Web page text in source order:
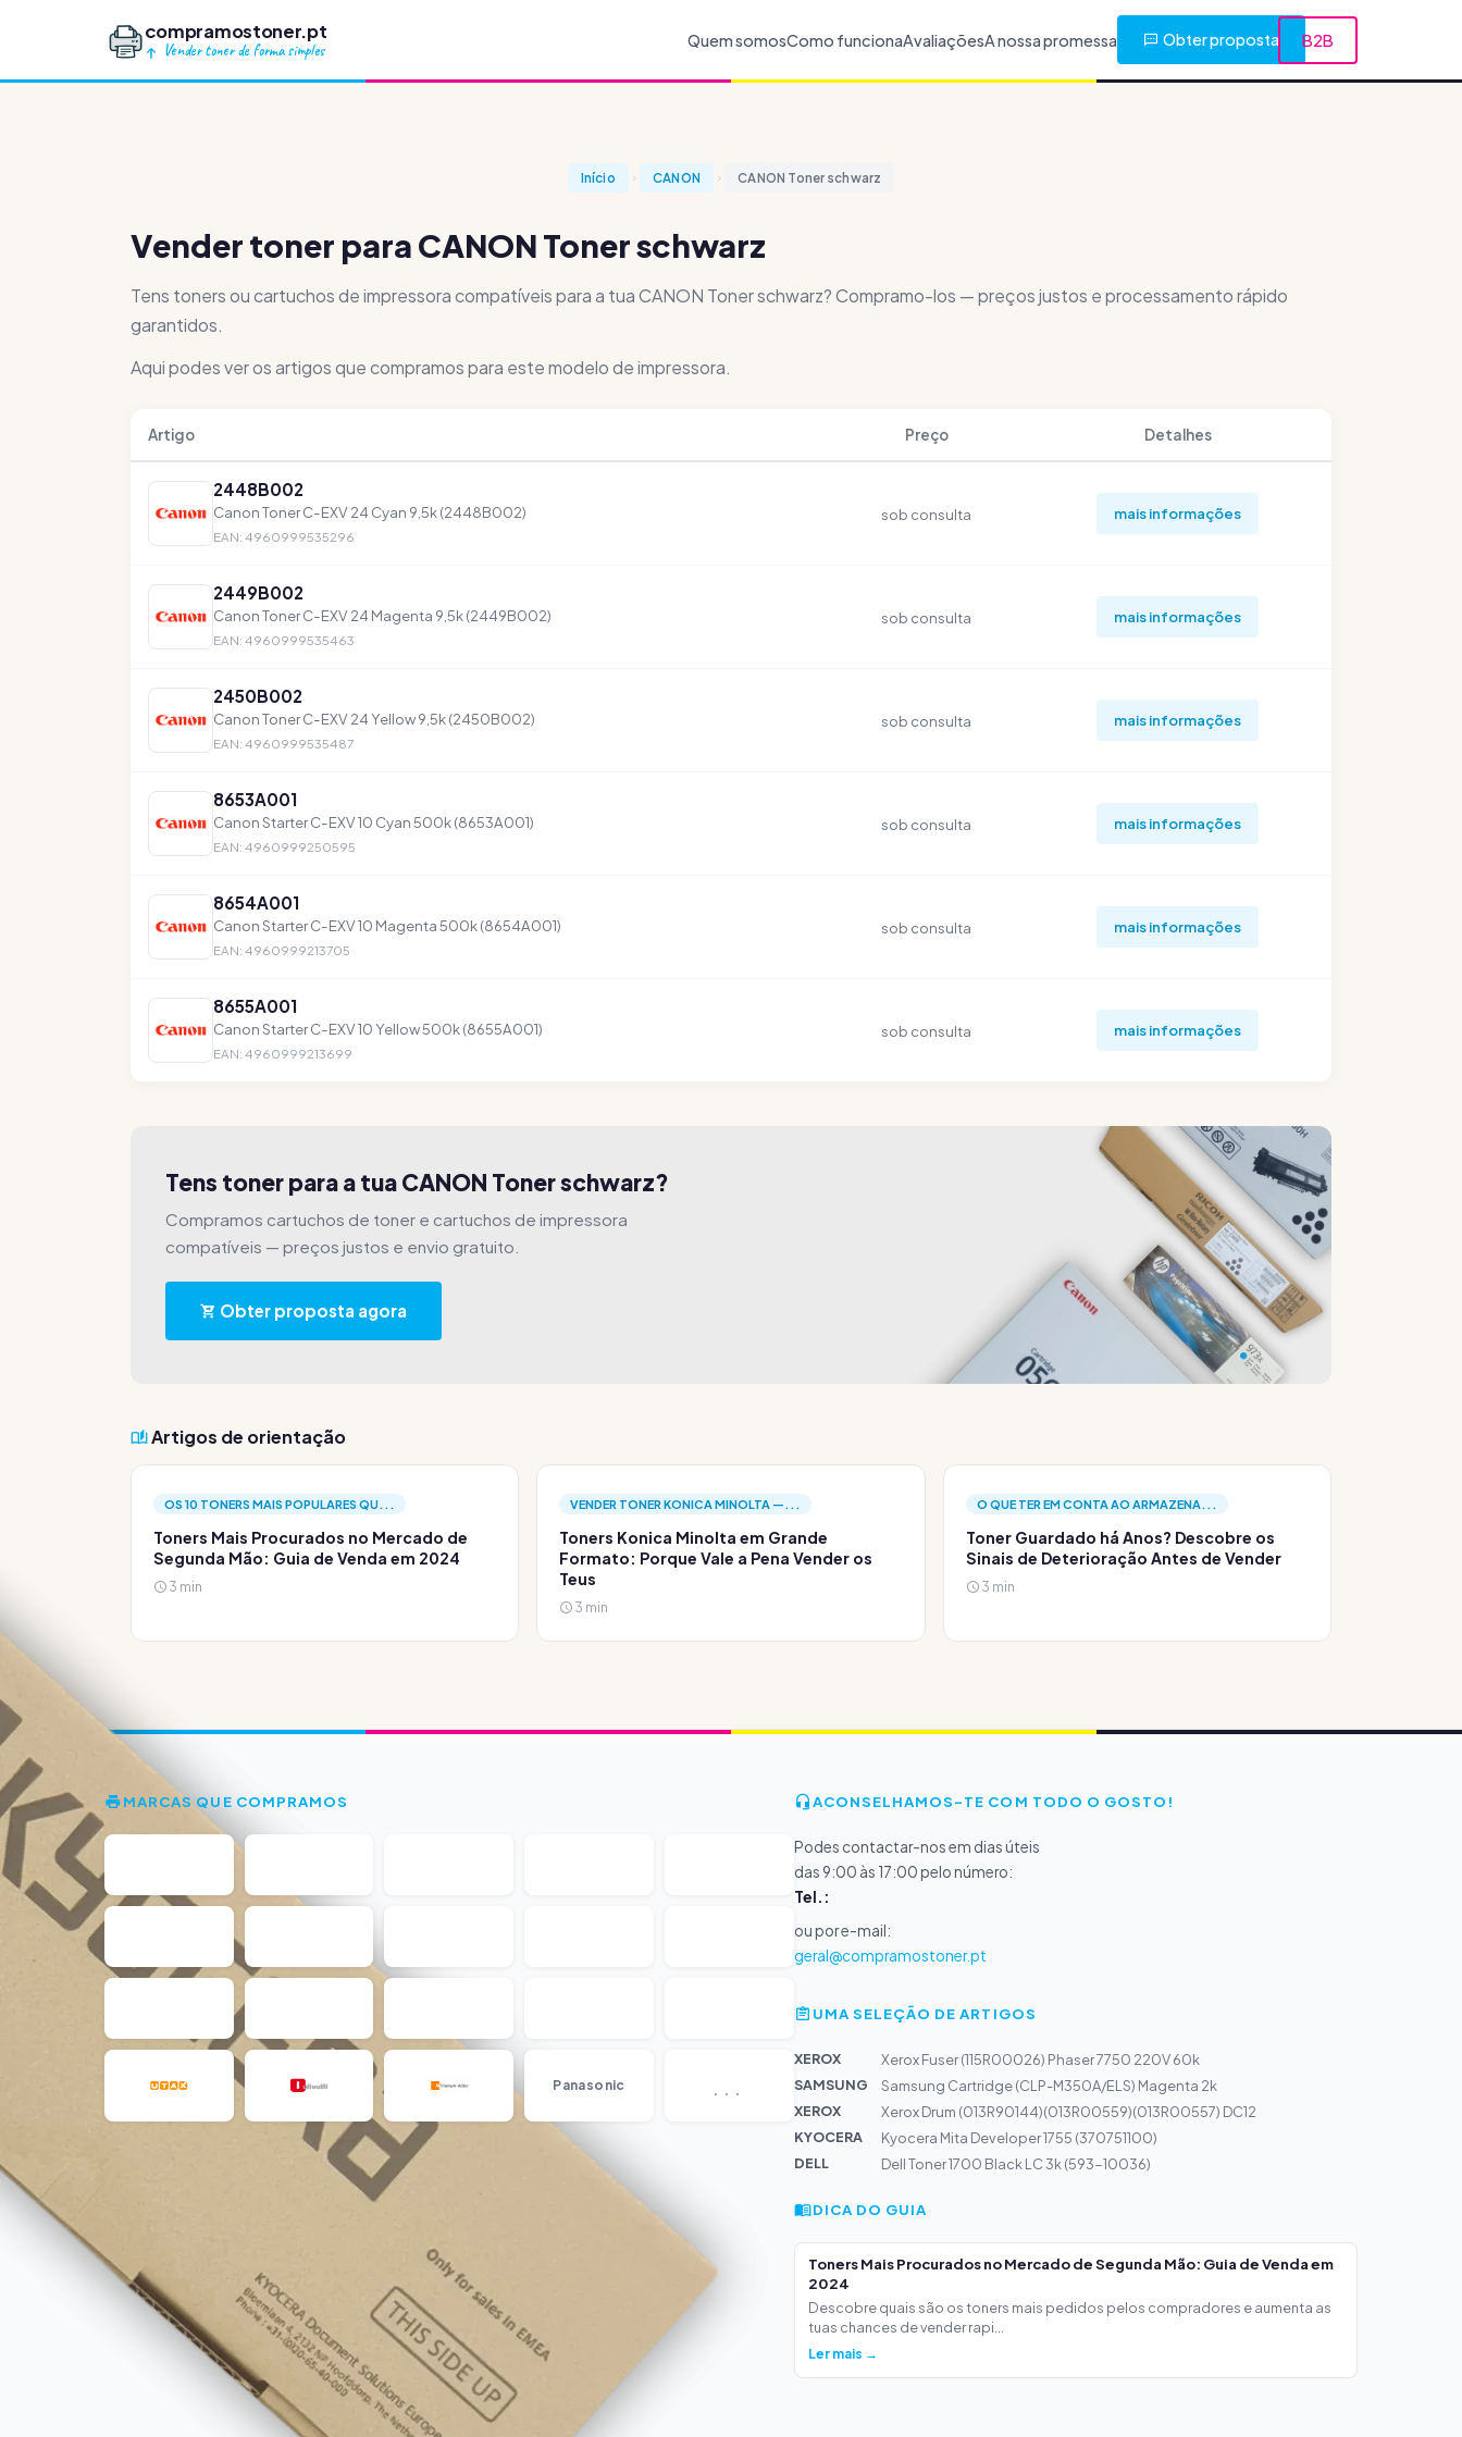
compramostoner.pt
Vender toner de forma simples
Quem somosComo funcionaAvaliaçõesA nossa promessa Obter proposta B2B
Início CANON CANON Toner schwarz
Vender toner para CANON Toner schwarz
Tens toners ou cartuchos de impressora compatíveis para a tua CANON Toner schwarz? Compramo-los — preços justos e processamento rápido
garantidos.
Aqui podes ver os artigos que compramos para este modelo de impressora.
Artigo Preço Detalhes
2448B002
Canon Toner C-EXV 24 Cyan 9,5k (2448B002)
EAN: 4960999535296
sob consulta mais informações
2449B002
Canon Toner C-EXV 24 Magenta 9,5k (2449B002)
EAN: 4960999535463
sob consulta mais informações
2450B002
Canon Toner C-EXV 24 Yellow 9,5k (2450B002)
EAN: 4960999535487
sob consulta mais informações
8653A001
Canon Starter C-EXV 10 Cyan 500k (8653A001)
EAN: 4960999250595
sob consulta mais informações
8654A001
Canon Starter C-EXV 10 Magenta 500k (8654A001)
EAN: 4960999213705
sob consulta mais informações
8655A001
Canon Starter C-EXV 10 Yellow 500k (8655A001)
EAN: 4960999213699
sob consulta mais informações
Tens toner para a tua CANON Toner schwarz?
Compramos cartuchos de toner e cartuchos de impressora
compatíveis — preços justos e envio gratuito.
Obter proposta agora
Artigos de orientação
OS 10 TONERS MAIS POPULARES QU...
Toners Mais Procurados no Mercado de
Segunda Mão: Guia de Venda em 2024
3 min
VENDER TONER KONICA MINOLTA —...
Toners Konica Minolta em Grande
Formato: Porque Vale a Pena Vender os
Teus
3 min
O QUE TER EM CONTA AO ARMAZENA...
Toner Guardado há Anos? Descobre os
Sinais de Deterioração Antes de Vender
3 min
MARCAS QUE COMPRAMOS
Panasonic ...
ACONSELHAMOS-TE COM TODO O GOSTO!
Podes contactar-nos em dias úteis
das 9:00 às 17:00 pelo número:
Tel.:
ou por e-mail:
geral@compramostoner.pt
UMA SELEÇÃO DE ARTIGOS
XEROX
Xerox Fuser (115R00026) Phaser 7750 220V 60k
SAMSUNG
Samsung Cartridge (CLP-M350A/ELS) Magenta 2k
XEROX
Xerox Drum (013R90144)(013R00559)(013R00557) DC12
KYOCERA
Kyocera Mita Developer 1755 (370751100)
DELL
Dell Toner 1700 Black LC 3k (593-10036)
DICA DO GUIA
Toners Mais Procurados no Mercado de Segunda Mão: Guia de Venda em
2024
Descobre quais são os toners mais pedidos pelos compradores e aumenta as
tuas chances de vender rapi...
Ler mais →